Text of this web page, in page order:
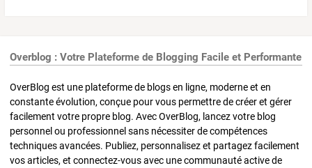
Overblog : Votre Plateforme de Blogging Facile et Performante
OverBlog est une plateforme de blogs en ligne, moderne et en
constante évolution, conçue pour vous permettre de créer et gérer
facilement votre propre blog. Avec OverBlog, lancez votre blog
personnel ou professionnel sans nécessiter de compétences
techniques avancées. Publiez, personnalisez et partagez facilement
vos articles, et connectez-vous avec une communauté active de